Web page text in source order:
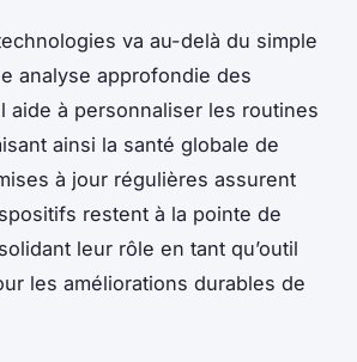
va au-delà du simple
analyse approfondie des
aide à personnaliser les routines
ainsi la santé globale de
à jour régulières assurent
restent à la pointe de
leur rôle en tant qu’outil
les améliorations durables de